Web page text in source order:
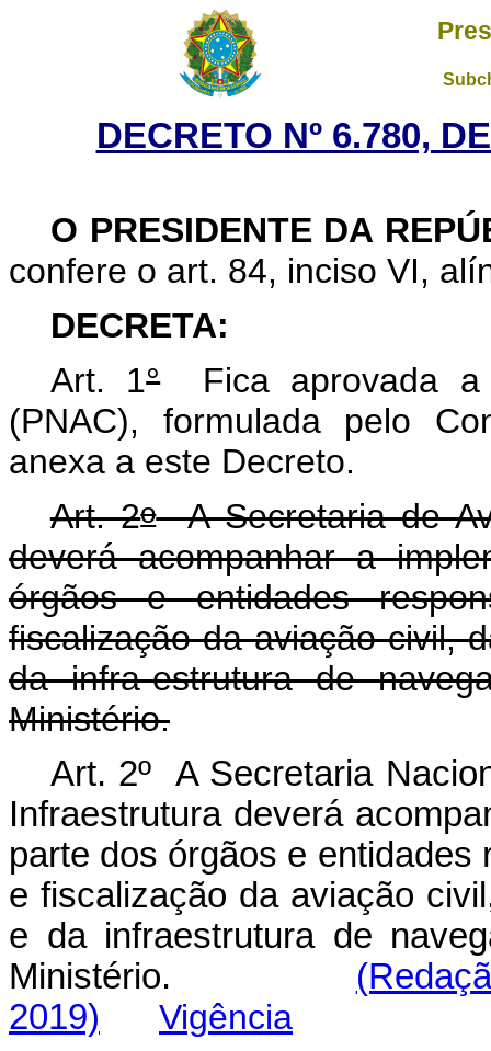
DECRETO Nº 6.780,
O PRESIDENTE DA
confere o art. 84, inciso VI,
DECRETA:
Art. 1°Fica aprovada a
(PNAC), formulada pelo
anexa a este Decreto.
Art. 2oA Secretaria de
deverá acompanhar a
órgãos e entidades
fiscalização da aviação civil,
da infra-estrutura de
Ministério.
Art. 2º A Secretaria
Infraestrutura deverá
parte dos órgãos e
e fiscalização da aviação
e da infraestrutura de
Ministério.
2019)
Vigência